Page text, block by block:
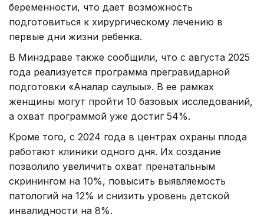
беременности, что дает возможность
подготовиться к хирургическому лечению в
первые дни жизни ребенка.
В Минздраве также сообщили, что с августа 2025
года реализуется программа прегравидарной
подготовки «Аналар саулығы». В ее рамках
женщины могут пройти 10 базовых исследований,
а охват программой уже достиг 54%.
Кроме того, с 2024 года в центрах охраны плода
работают клиники одного дня. Их создание
позволило увеличить охват пренатальным
скринингом на 10%, повысить выявляемость
патологий на 12% и снизить уровень детской
инвалидности на 8%.